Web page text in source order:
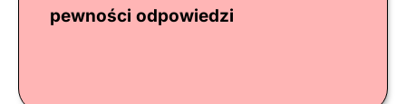
pewności odpowiedzi